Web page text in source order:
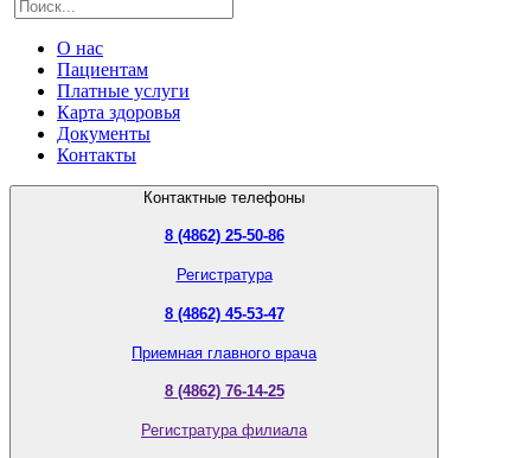
О нас
Пациентам
Платные услуги
Карта здоровья
Документы
Контакты
Контактные телефоны
8 (4862) 25-50-86
Регистратура
8 (4862) 45-53-47
Приемная главного врача
8 (4862) 76-14-25
Регистратура филиала